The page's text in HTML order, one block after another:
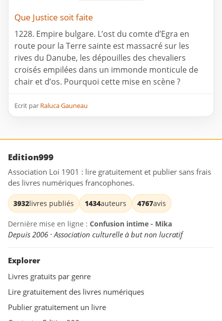
Que Justice soit faite
1228. Empire bulgare. L’ost du comte d’Egra en
route pour la Terre sainte est massacré sur les
rives du Danube, les dépouilles des chevaliers
croisés empilées dans un immonde monticule de
chair et d’os. Pourquoi cette mise en scène ?
Ecrit par Raluca Gauneau
Edition999
Association Loi 1901 : lire gratuitement et publier sans frais
des livres numériques francophones.
3932livres publiés 1434auteurs 4767avis
Dernière mise en ligne : Confusion intime - Mika
Depuis 2006 · Association culturelle à but non lucratif
Explorer
Livres gratuits par genre
Lire gratuitement des livres numériques
Publier gratuitement un livre